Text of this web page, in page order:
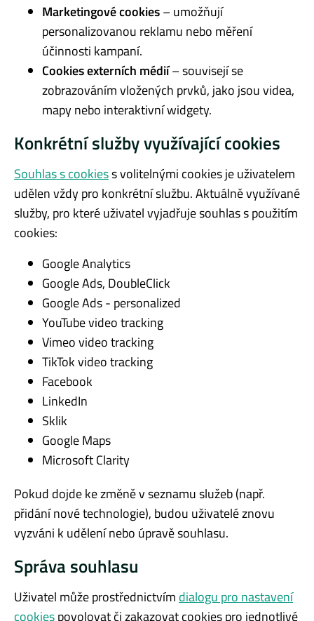
Marketingové cookies– umožňují
personalizovanou reklamu nebo měření
účinnosti kampaní.
Cookies externích médií– souvisejí se
zobrazováním vložených prvků, jako jsou videa,
mapy nebo interaktivní widgety.
Konkrétní služby využívající cookies
Souhlas s cookiess volitelnými cookies je uživatelem
udělen vždy pro konkrétní službu. Aktuálně využívané
služby, pro které uživatel vyjadřuje souhlas s použitím
cookies:
Google Analytics
Google Ads, DoubleClick
Google Ads - personalized
YouTube video tracking
Vimeo video tracking
TikTok video tracking
Facebook
LinkedIn
Sklik
Google Maps
Microsoft Clarity
Pokud dojde ke změně v seznamu služeb (např.
přidání nové technologie), budou uživatelé znovu
vyzváni k udělení nebo úpravě souhlasu.
Správa souhlasu
Uživatel může prostřednictvím dialogu pro nastavení
cookiespovolovat či zakazovat cookies pro jednotlivé